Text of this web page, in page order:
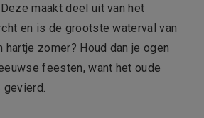
maakt deel uit van het
en is de grootste waterval van
hartje zomer? Houd dan je ogen
feesten, want het oude
gevierd.